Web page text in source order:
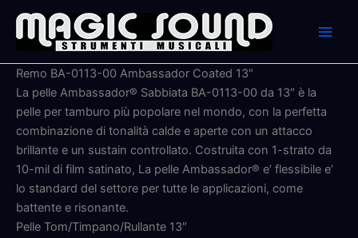
content
Remo BA-0113-00 Ambassador Coated 13″
La pelle Ambassador® Sabbiata BA-0113-00 da 13″ è la
pelle per tamburo più popolare nel mondo, con la perfetta
combinazione di tonalità calde e aperte con un attacco
brillante e un sustain controllato. Costruita con 1-strato da
10-mil di film satinato, La pelle Ambassador® e’ flessibile e’
lo standard del settore per tutte le applicazioni, come
battente e risonante.
Pelle Tom/Timpano/Rullante 13″